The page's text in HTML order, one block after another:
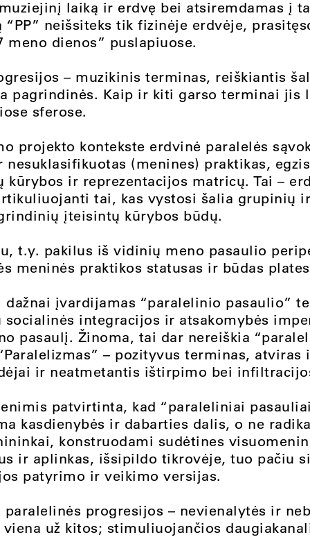
laiką ir erdvę bei atsiremdamas į
“PP” neišsiteks tik fizinėje erdvėje,
meno dienos” puslapiuose.
– muzikinis terminas, reiškiantis
pagrindinės. Kaip ir kiti garso terminai jis
sferose.
projekto kontekste erdvinė paralelės
nesuklasifikuotas (menines) praktikas,
kūrybos ir reprezentacijos matricų. Tai –
tai, kas vystosi šalia grupinių
įteisintų kūrybos būdų.
t.y. pakilus iš vidinių meno pasaulio
meninės praktikos statusas ir būdas
dažnai įvardijamas “paralelinio pasaulio”
socialinės integracijos ir atsakomybės
pasaulį. Žinoma, tai dar nereiškia
– pozityvus terminas, atviras
ir neatmetantis ištirpimo bei
patvirtinta, kad “paraleliniai
kasdienybės ir dabarties dalis, o ne
konstruodami sudėtines
ir aplinkas, išsipildo tikrovėje, tuo pačiu
patyrimo ir veikimo versijas.
paralelinės progresijos – nevienalytės ir
už kitos; stimuliuojančios